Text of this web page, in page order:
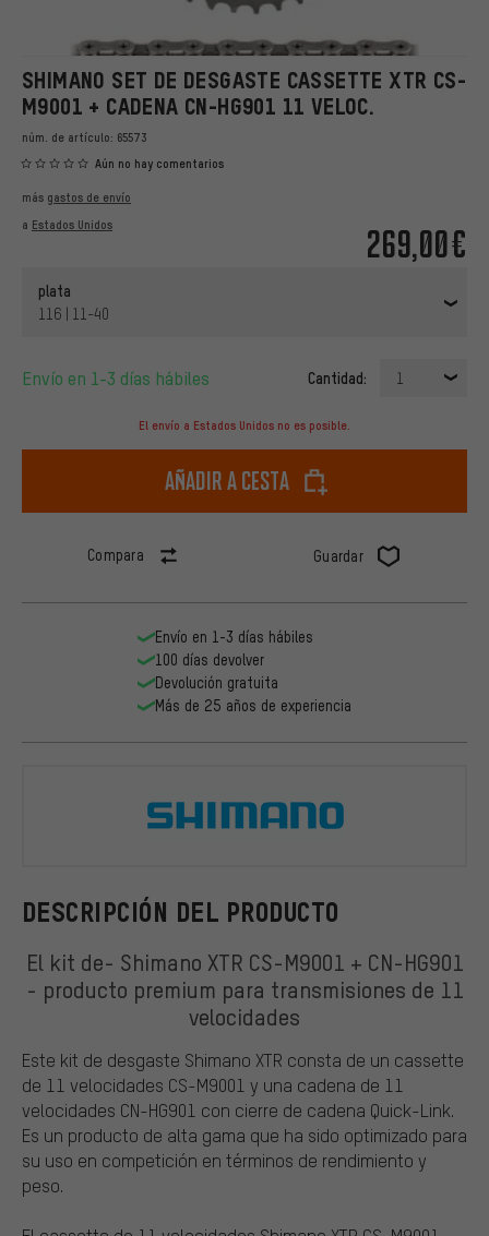
SHIMANO SET DE DESGASTE CASSETTE XTR CS-
M9001 + CADENA CN-HG901 11 VELOC.
núm. de artículo: 65573
Aún no hay comentarios
269,00€
más gastos de envío
a Estados Unidos
plata
116 | 11-40
Envío en 1-3 días hábiles Cantidad: 1
El envío a Estados Unidos no es posible.
Añadir a cesta
Compara Guardar
DESCRIPCIÓN DEL PRODUCTO
El kit de- Shimano XTR CS-M9001 + CN-HG901
- producto premium para transmisiones de 11
velocidades
Este kit de desgaste Shimano XTR consta de un cassette
de 11 velocidades CS-M9001 y una cadena de 11
velocidades CN-HG901 con cierre de cadena Quick-Link.
Es un producto de alta gama que ha sido optimizado para
su uso en competición en términos de rendimiento y
peso.
Envío en 1-3 días hábiles
100 días devolver
Devolución gratuita
Más de 25 años de experiencia
Shimano